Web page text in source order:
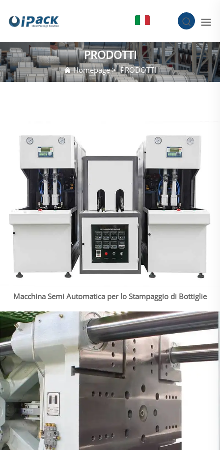
PRODOTTI
Homepage>PRODOTTI
Macchina Semi Automatica per lo Stampaggio di Bottiglie